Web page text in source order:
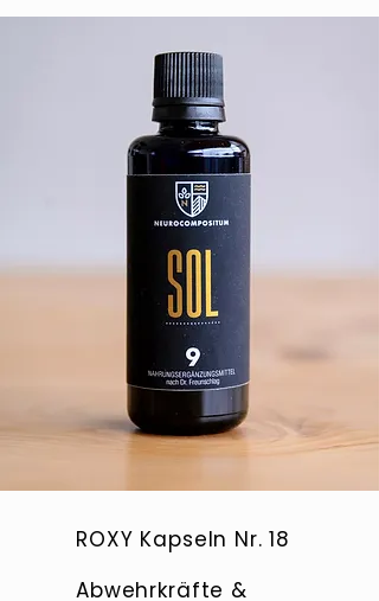
ROXY Kapseln Nr. 18
Abwehrkräfte &